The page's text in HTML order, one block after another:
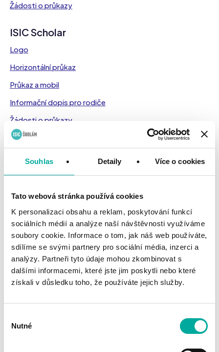
Souhlas Detaily Více o cookies
Tato webová stránka používá cookies
K personalizaci obsahu a reklam, poskytování funkcí
sociálních médií a analýze naší návštěvnosti využíváme
soubory cookie. Informace o tom, jak náš web používáte,
sdílíme se svými partnery pro sociální média, inzerci a
analýzy. Partneři tyto údaje mohou zkombinovat s
dalšími informacemi, které jste jim poskytli nebo které
získali v důsledku toho, že používáte jejich služby.
souhlasu
Nutné
Žádosti o průkazy
ISIC Scholar
Logo
Horizontální průkaz
Průkaz a mobil
Informační dopis pro rodiče
Žádosti o průkazy
ITIC
Logo
Průkaz a mobil
Žádosti o průkazy
Pokud potřebujete pracovat s
naší značkou, přejděte na náš
brandový manuál.